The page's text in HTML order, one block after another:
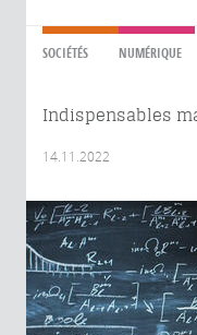
SOCIÉTÉS NUMÉRIQUE
Indispensables
14.11.2022